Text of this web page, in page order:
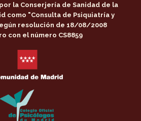
la Conserjería de Sanidad de la
como "Consulta de Psiquiatría y
resolución de 18/08/2008
con el número CS8859